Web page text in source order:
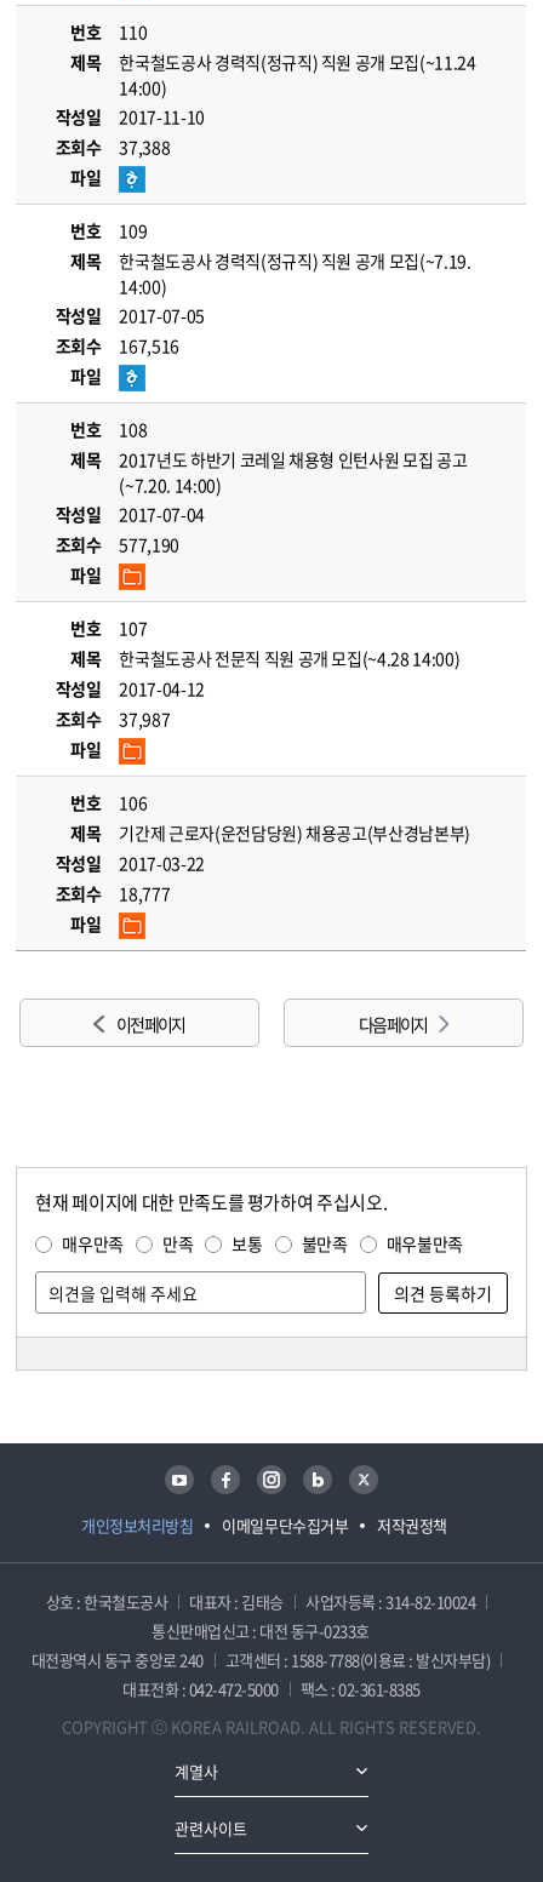
번호
110
제목
한국철도공사 경력직(정규직) 직원 공개 모집(~11.24
14:00)
작성일
2017-11-10
조회수
37,388
파일
번호
109
제목
한국철도공사 경력직(정규직) 직원 공개 모집(~7.19.
14:00)
작성일
2017-07-05
조회수
167,516
파일
번호
108
제목
2017년도 하반기 코레일 채용형 인턴사원 모집 공고
(~7.20. 14:00)
작성일
2017-07-04
조회수
577,190
파일
번호
107
제목
한국철도공사 전문직 직원 공개 모집(~4.28 14:00)
작성일
2017-04-12
조회수
37,987
파일
번호
106
제목
기간제 근로자(운전담당원) 채용공고(부산경남본부)
작성일
2017-03-22
조회수
18,777
파일
이전 페이지 다음 페이지
현재 페이지에 대한 만족도를 평가하여 주십시오.
매우만족 만족 보통 불만족 매우불만족
개인정보처리방침 이메일무단수집거부 저작권정책
유튜브 페이스북 인스타그램 블로그 트위터
상호 : 한국철도공사 대표자 : 김태승
사업자등록 : 314-82-10024
통신판매업신고 : 대전 동구-0233호
대전광역시 동구 중앙로 240
고객센터 : 1588-7788(이용료 : 발신자부담)
대표전화 : 042-472-5000
팩스 : 02-361-8385
COPYRIGHT ⓒ KOREA RAILROAD. ALL RIGHTS RESERVED.
계열사
관련사이트